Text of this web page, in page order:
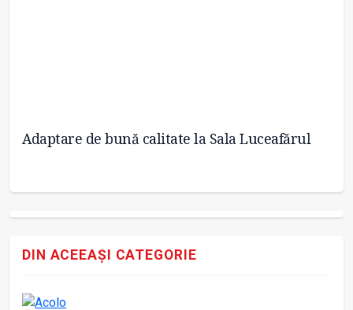
Adaptare de bună calitate la Sala Luceafărul
DIN ACEEAȘI CATEGORIE